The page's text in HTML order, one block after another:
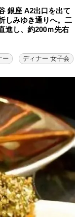
銀座 A2出口を出て
しみゆき通りへ。二
進し、約200ｍ先右
ー ディナー 女子会